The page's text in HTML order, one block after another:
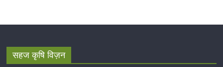
सहज कृषि विज़न